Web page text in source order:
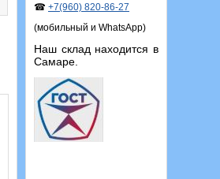
☎ +7(960) 820-86-27
(мобильный и WhatsApp)
Наш склад находится в
Самаре.